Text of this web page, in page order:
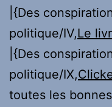
|{Des
politique/IV,Le
|{Des
politique/IX,
toutes les